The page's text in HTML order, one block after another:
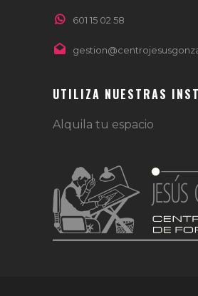
601 15 02 58
UTILIZA NUESTRAS
Alquila tu espacio